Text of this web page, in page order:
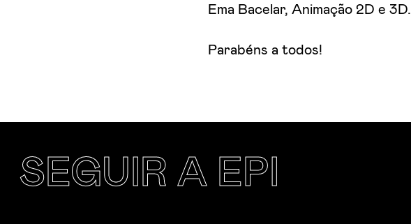
Ema Bacelar, Animação 2D e 3D.
Parabéns a todos!
SEGUIR A EPI